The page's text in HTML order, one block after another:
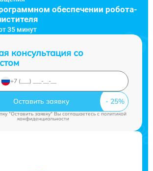
обеспечении робота-
35 минут
консультация со
Оставить заявку
"Оставить заявку" Вы соглашаетесь cполитикой
конфиденциальности